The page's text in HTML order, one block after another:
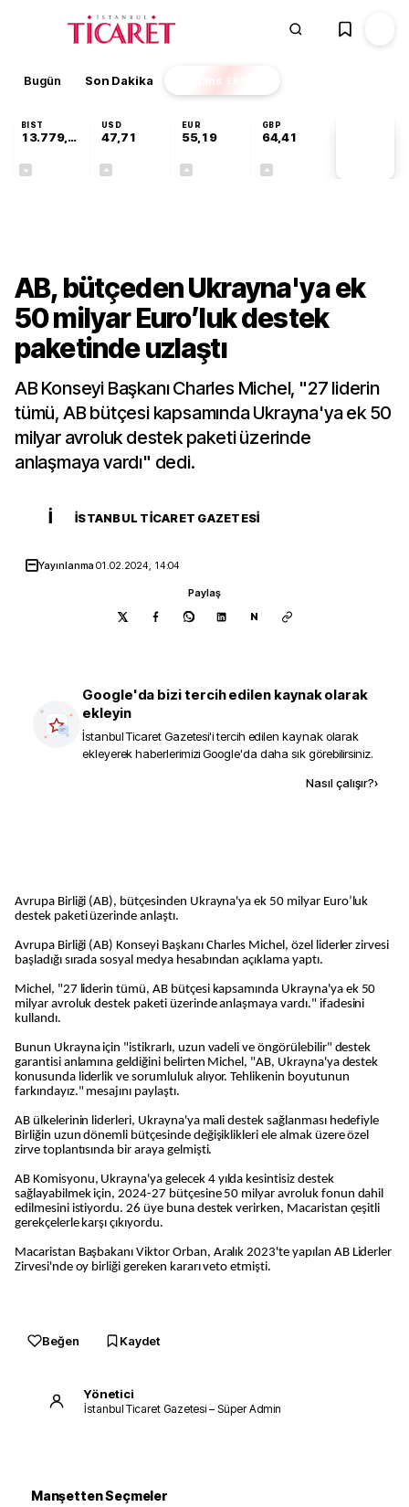
Bugün Son Dakika Finans EKSTRA
BIST
13.779,39
USD
47,71
EUR
55,19
GBP
64,41
AB, bütçeden Ukrayna'ya ek
50 milyar Euro’luk destek
paketinde uzlaştı
AB Konseyi Başkanı Charles Michel, "27 liderin
tümü, AB bütçesi kapsamında Ukrayna'ya ek 50
milyar avroluk destek paketi üzerinde
anlaşmaya vardı" dedi.
İ İSTANBUL TICARET GAZETESI
Yayınlanma01.02.2024, 14:04
Paylaş
N
Google'da bizi tercih edilen kaynak olarak
ekleyin
İstanbul Ticaret Gazetesi'i tercih edilen kaynak olarak
ekleyerek haberlerimizi Google'da daha sık görebilirsiniz.
Nasıl çalışır?›
Avrupa Birliği (AB), bütçesinden Ukrayna'ya ek 50 milyar Euro’luk
destek paketi üzerinde anlaştı.
Avrupa Birliği (AB) Konseyi Başkanı Charles Michel, özel liderler zirvesi
başladığı sırada sosyal medya hesabından açıklama yaptı.
Michel, "27 liderin tümü, AB bütçesi kapsamında Ukrayna'ya ek 50
milyar avroluk destek paketi üzerinde anlaşmaya vardı." ifadesini
kullandı.
Bunun Ukrayna için "istikrarlı, uzun vadeli ve öngörülebilir" destek
garantisi anlamına geldiğini belirten Michel, "AB, Ukrayna'ya destek
konusunda liderlik ve sorumluluk alıyor. Tehlikenin boyutunun
farkındayız." mesajını paylaştı.
AB ülkelerinin liderleri, Ukrayna'ya mali destek sağlanması hedefiyle
Birliğin uzun dönemli bütçesinde değişiklikleri ele almak üzere özel
zirve toplantısında bir araya gelmişti.
AB Komisyonu, Ukrayna'ya gelecek 4 yılda kesintisiz destek
sağlayabilmek için, 2024-27 bütçesine 50 milyar avroluk fonun dahil
edilmesini istiyordu. 26 üye buna destek verirken, Macaristan çeşitli
gerekçelerle karşı çıkıyordu.
Macaristan Başbakanı Viktor Orban, Aralık 2023'te yapılan AB Liderler
Zirvesi'nde oy birliği gereken kararı veto etmişti.
Beğen Kaydet
Yönetici
İstanbul Ticaret Gazetesi – Süper Admin
Manşetten Seçmeler